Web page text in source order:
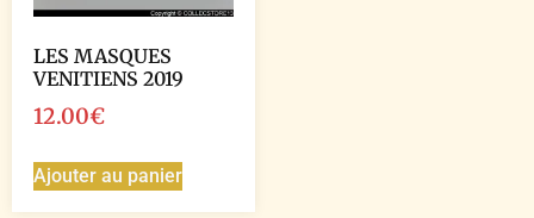
LES MASQUES
VENITIENS 2019
12.00€
Ajouter au panier